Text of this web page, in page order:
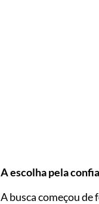
A escolha pela
A busca começou